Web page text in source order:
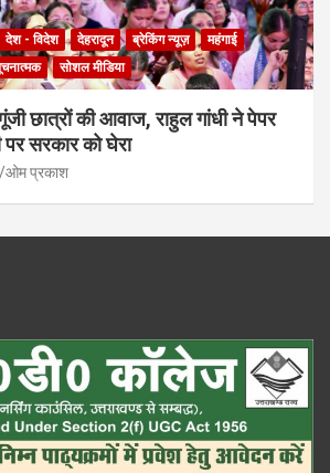
देश - विदेश देहरादून ब्रेकिंग न्यूज़
महंगाई
सोशल मीडिया
छात्रों की आवाज, राहुल गांधी ने पेपर
सरकार को घेरा
ओम प्रकाश